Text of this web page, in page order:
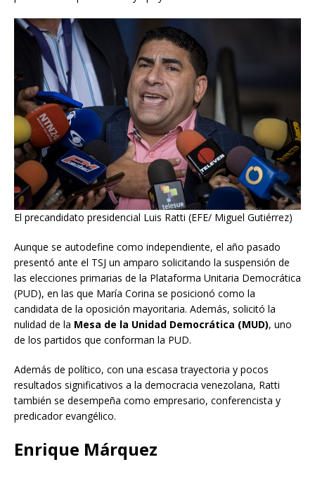
El precandidato presidencial Luis Ratti (EFE/ Miguel Gutiérrez)
Aunque se autodefine como independiente, el año pasado
presentó ante el TSJ un amparo solicitando la suspensión de
las elecciones primarias de la Plataforma Unitaria Democrática
(PUD), en las que María Corina se posicionó como la
candidata de la oposición mayoritaria. Además, solicitó la
nulidad de la Mesa de la Unidad Democrática (MUD), uno
de los partidos que conforman la PUD.
Además de político, con una escasa trayectoria y pocos
resultados significativos a la democracia venezolana, Ratti
también se desempeña como empresario, conferencista y
predicador evangélico.
Enrique Márquez